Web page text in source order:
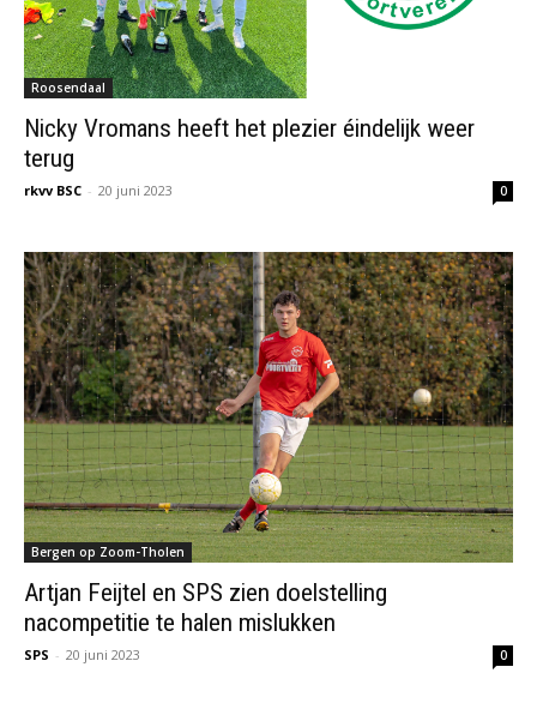
Roosendaal
Nicky Vromans heeft het plezier éindelijk weer
terug
rkvv BSC - 20 juni 2023 0
Bergen op Zoom-Tholen
Artjan Feijtel en SPS zien doelstelling
nacompetitie te halen mislukken
SPS - 20 juni 2023 0